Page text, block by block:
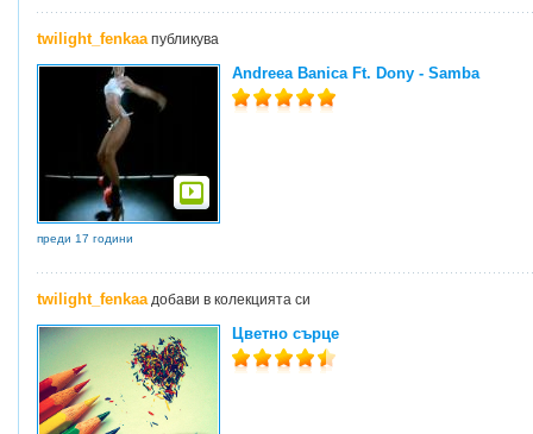
twilight_fenkaaпубликува
Andreea Banica Ft. Dony - Samba
преди 17 години
twilight_fenkaaдобави в колекцията си
Цветно сърце